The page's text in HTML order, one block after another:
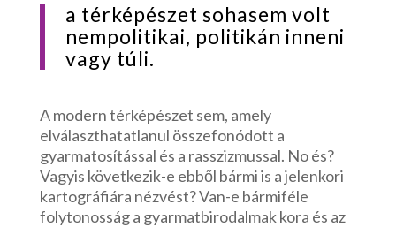
a térképészet sohasem volt
nempolitikai, politikán inneni
vagy túli.
A modern térképészet sem, amely
elválaszthatatlanul összefonódott a
gyarmatosítással és a rasszizmussal. No és?
Vagyis következik-e ebből bármi is a jelenkori
kartográfiára nézvést? Van-e bármiféle
folytonosság a gyarmatbirodalmak kora és az